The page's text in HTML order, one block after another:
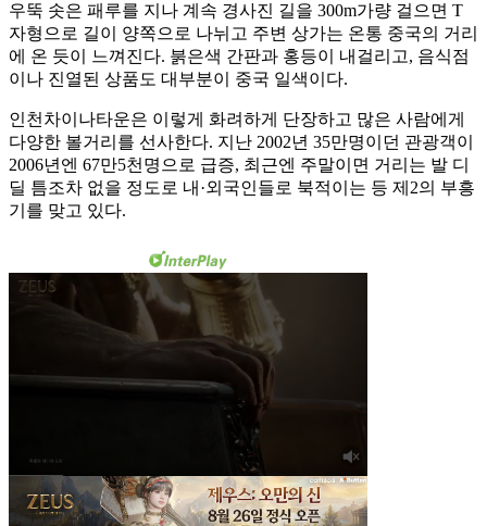
우뚝 솟은 패루를 지나 계속 경사진 길을 300m가량 걸으면 T
자형으로 길이 양쪽으로 나뉘고 주변 상가는 온통 중국의 거리
에 온 듯이 느껴진다. 붉은색 간판과 홍등이 내걸리고, 음식점
이나 진열된 상품도 대부분이 중국 일색이다.
인천차이나타운은 이렇게 화려하게 단장하고 많은 사람에게
다양한 볼거리를 선사한다. 지난 2002년 35만명이던 관광객이
2006년엔 67만5천명으로 급증, 최근엔 주말이면 거리는 발 디
딜 틈조차 없을 정도로 내·외국인들로 북적이는 등 제2의 부흥
기를 맞고 있다.